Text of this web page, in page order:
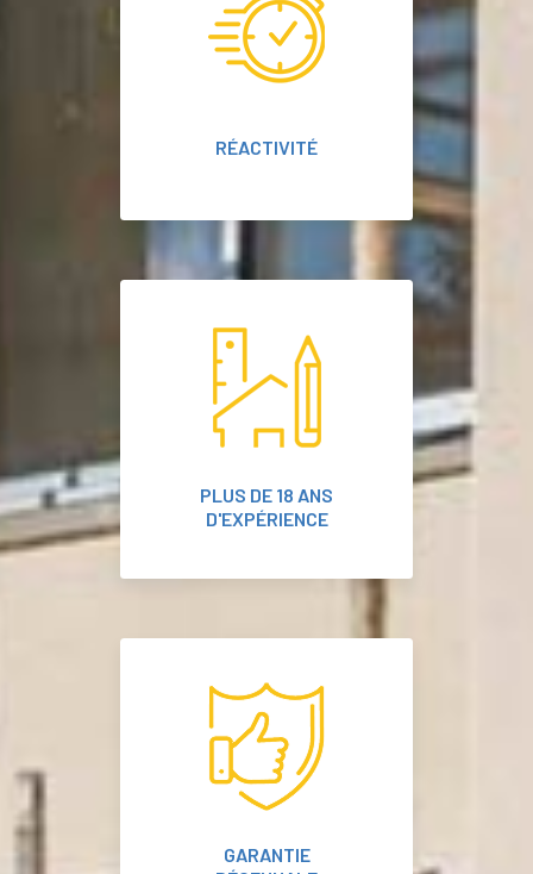
RÉACTIVITÉ
PLUS DE 18 ANS
D'EXPÉRIENCE
GARANTIE